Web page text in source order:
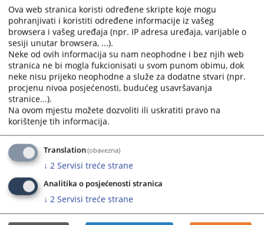
Press
the
question
mark
key
to
get
the
keyboard
shortcuts
for
changing
dates.
Press
the
question
mark
key
to
get
keyboard
changing
dates.
Ova web stranica koristi određene skripte koje mogu
pohranjivati i koristiti određene informacije iz vašeg
browsera i vašeg uređaja (npr. IP adresa uređaja, varijable o
sesiji unutar browsera, ...).
Neke od ovih informacija su nam neophodne i bez njih web
stranica ne bi mogla fukcionisati u svom punom obimu, dok
neke nisu prijeko neophodne a služe za dodatne stvari (npr.
procjenu nivoa posjećenosti, budućeg usavršavanja
stranice...).
Na ovom mjestu možete dozvoliti ili uskratiti pravo na
korištenje tih informacija.
Translation(obavezna)
↓ 2 Servisi treće strane
Analitika o posjećenosti stranica
↓ 2 Servisi treće strane